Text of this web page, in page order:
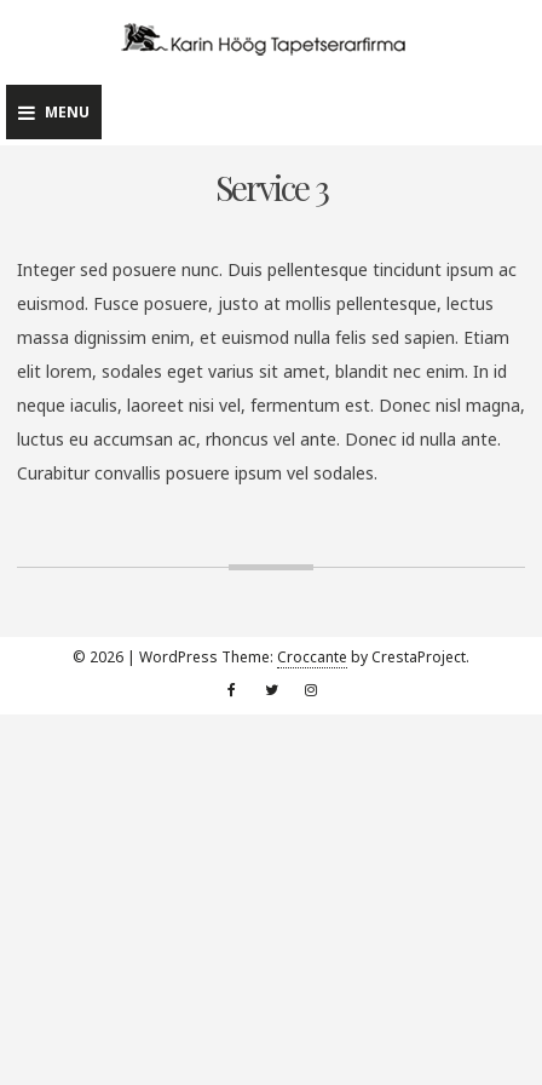
content
MENU
Service 3
Integer sed posuere nunc. Duis pellentesque tincidunt ipsum ac
euismod. Fusce posuere, justo at mollis pellentesque, lectus
massa dignissim enim, et euismod nulla felis sed sapien. Etiam
elit lorem, sodales eget varius sit amet, blandit nec enim. In id
neque iaculis, laoreet nisi vel, fermentum est. Donec nisl magna,
luctus eu accumsan ac, rhoncus vel ante. Donec id nulla ante.
Curabitur convallis posuere ipsum vel sodales.
© 2026 | WordPress Theme: Croccante by CrestaProject.
FacebookTwitterInstagram